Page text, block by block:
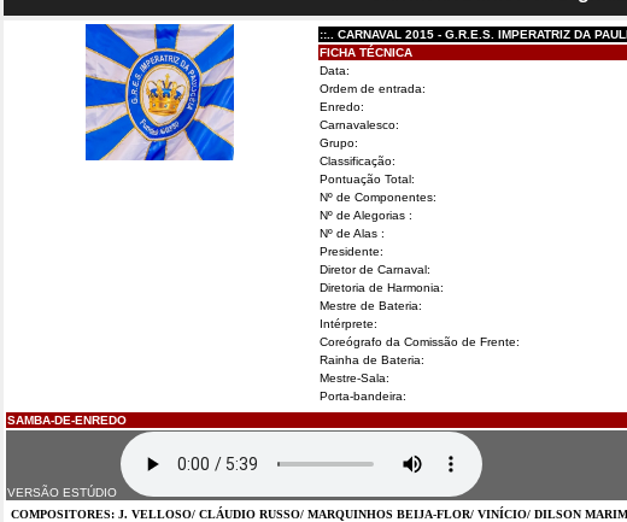
::.. CARNAVAL 2015 - G.R.E.S. IMPERATRIZ DA
FICHA TÉCNICA
Data:
Ordem de entrada:
Enredo:
Carnavalesco:
Grupo:
Classificação:
Pontuação Total:
Nº de Componentes:
Nº de Alegorias :
Nº de Alas :
Presidente:
Diretor de Carnaval:
Diretoria de Harmonia:
Mestre de Bateria:
Intérprete:
Coreógrafo da Comissão de Frente:
Rainha de Bateria:
Mestre-Sala:
Porta-bandeira:
SAMBA-DE-ENREDO
VERSÃO ESTÚDIO
COMPOSITORES: J. VELLOSO/ CLÁUDIO RUSSO/ MARQUINHOS BEIJA-FLOR/ VINÍCIO/ DILSON